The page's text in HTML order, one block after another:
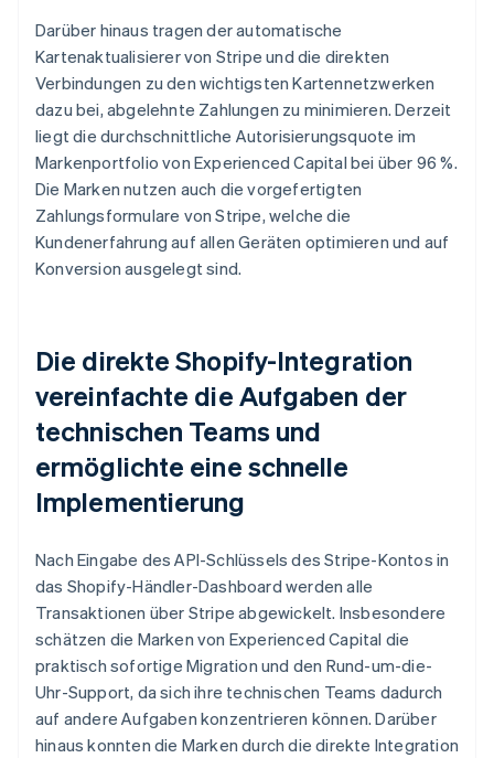
Darüber hinaus tragen der automatische
Kartenaktualisierer von Stripe und die direkten
Verbindungen zu den wichtigsten Kartennetzwerken
dazu bei, abgelehnte Zahlungen zu minimieren. Derzeit
liegt die durchschnittliche Autorisierungsquote im
Markenportfolio von Experienced Capital bei über 96 %.
Die Marken nutzen auch die vorgefertigten
Zahlungsformulare von Stripe, welche die
Kundenerfahrung auf allen Geräten optimieren und auf
Konversion ausgelegt sind.
Die direkte Shopify-Integration
vereinfachte die Aufgaben der
technischen Teams und
ermöglichte eine schnelle
Implementierung
Nach Eingabe des API-Schlüssels des Stripe-Kontos in
das Shopify-Händler-Dashboard werden alle
Transaktionen über Stripe abgewickelt. Insbesondere
schätzen die Marken von Experienced Capital die
praktisch sofortige Migration und den Rund-um-die-
Uhr-Support, da sich ihre technischen Teams dadurch
auf andere Aufgaben konzentrieren können. Darüber
hinaus konnten die Marken durch die direkte Integration